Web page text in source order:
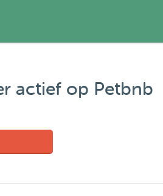
actief op Petbnb